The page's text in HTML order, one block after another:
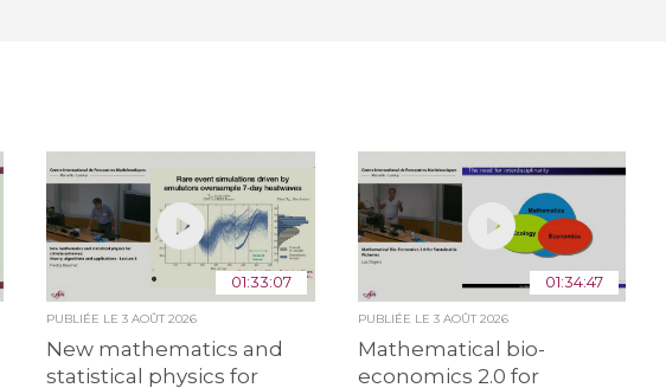
01:33:07
PUBLIÉE LE3 AOÛT 2026
New mathematics and
statistical physics for
01:34:47
PUBLIÉE LE 3 AOÛT 2026
Mathematical bio-
economics 2.0 for